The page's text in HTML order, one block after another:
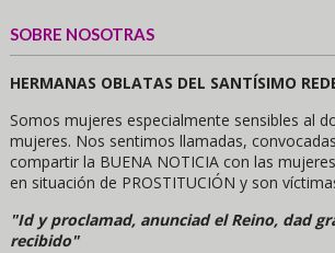
SOBRE NOSOTRAS
HERMANAS OBLATAS DEL SANTÍSIMO
Somos mujeres especialmente sensibles al
mujeres. Nos sentimos llamadas,
compartir la BUENA NOTICIA con las
en situación de PROSTITUCIÓN y son
"Id y proclamad, anunciad el Reino, dad
recibido"